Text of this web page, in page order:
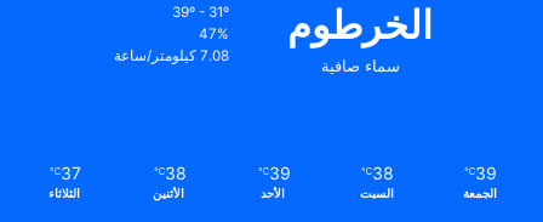
الخرطوم
سماء صافية
47%
7.08 كيلومتر/ساعة
39
℃
الجمعة
38
℃
السبت
39
℃
الأحد
38
℃
الأثنين
37
℃
الثلاثاء